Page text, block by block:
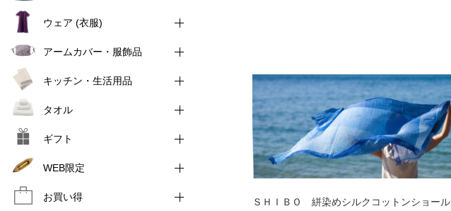
ＳＨＩＢＯ 絣染めシルクコットンショール
ウェア (衣服)
アームカバー・服飾品
キッチン・生活用品
タオル
ギフト
WEB限定
お買い得